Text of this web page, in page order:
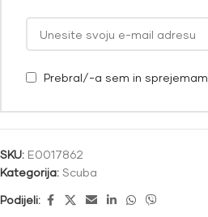
Prebral/-a sem in sprejemam
SKU: E0017862
Kategorija: Scuba
Podijeli: